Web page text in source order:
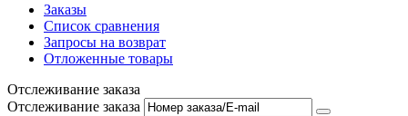
Заказы
Список сравнения
Запросы на возврат
Отложенные товары
Отслеживание заказа
Отслеживание заказа